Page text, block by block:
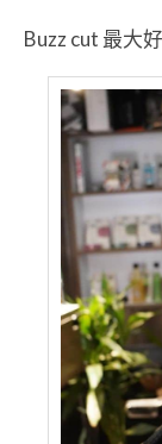
Buzz cut 最大